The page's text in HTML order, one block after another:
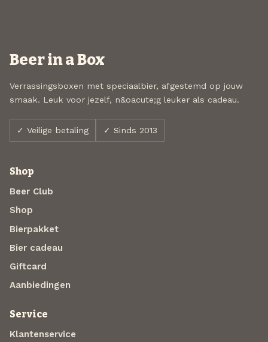
Beer in a Box
Verrassingsboxen met speciaalbier, afgestemd op jouw
smaak. Leuk voor jezelf, n&oacute;g leuker als cadeau.
✓ Veilige betaling ✓ Sinds 2013
Shop
Beer Club
Shop
Bierpakket
Bier cadeau
Giftcard
Aanbiedingen
Service
Klantenservice